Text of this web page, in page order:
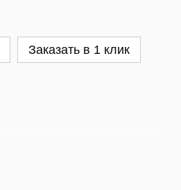
Заказать в 1 клик